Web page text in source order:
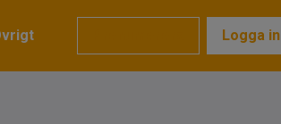
Logga in